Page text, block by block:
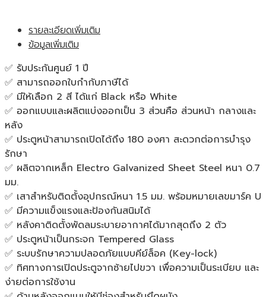
(6U
ลึก
40)
ตู้
แร็ค
แบบ
ติด
ผนัง
(มี
ให้
เลือก
สี)
ของ
แท้
ประกัน
ศูนย์
1ปี
ชิ้น
รายละเอียดเพิ่มเติม
ข้อมูลเพิ่มเติม
✅ รับประกันศูนย์ 1 ปี
✅ สามารถออกใบกำกับภาษีได้
✅ มีให้เลือก 2 สี ได้แก่ Black หรือ White
✅ ออกแบบและผลิตแบ่งออกเป็น 3 ส่วนคือ ส่วนหน้า กลางและ
หลัง
✅ ประตูหน้าสามารถเปิดได้ถึง 180 องศา สะดวกต่อการบำรุง
รักษา
✅ ผลิตจากเหล็ก Electro Galvanized Sheet Steel หนา 0.7
มม.
✅ เสาสำหรับติดตั้งอุปกรณ์หนา 1.5 มม. พร้อมหมายเลขมาร์ค U
✅ มีความแข็งแรงและป้องกันสนิมได้
✅ หลังคาติดตั้งพัดลมระบายอากาศได้มากสุดถึง 2 ตัว
✅ ประตูหน้าเป็นกระจก Tempered Glass
✅ ระบบรักษาความปลอดภัยแบบคีย์ล็อค (Key-lock)
✅ ทิศทางการเปิดประตูจากซ้ายไปขวา เพื่อความเป็นระเบียบ และ
ง่ายต่อการใช้งาน